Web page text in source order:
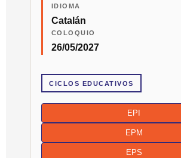
IDIOMA
Catalán
COLOQUIO
26/05/2027
CICLOS EDUCATIVOS
EPI
EPM
EPS